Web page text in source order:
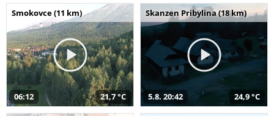
Smokovce (11 km)
06:12 21,7 °C
Skanzen Pribylina (18 km)
5.8. 20:42 24,9 °C